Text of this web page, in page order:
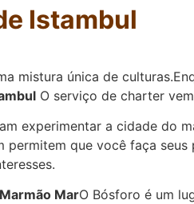
Istambul
mistura única de
O serviço de charter
experimentar a cidade do
que você faça
Marmão MarO Bósforo é um